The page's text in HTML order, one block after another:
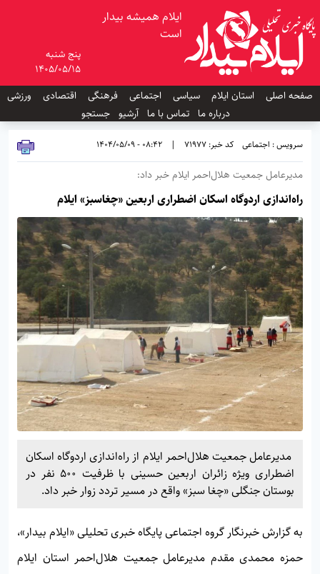
ایلام همیشه بیدار
است
پنج شنبه
1405/05/15
صفحه اصلی
استان ایلام سیاسی اجتماعی فرهنگی اقتصادی
ورزشی
درباره ما تماس با ما آرشیو جستجو
سرویس : اجتماعی کد خبر: 71977 |
08:42 - 1404/05/09
مدیرعامل جمعیت هلال‌احمر ایلام خبر داد:
راه‌اندازی اردوگاه اسکان اضطراری اربعین «چغاسبز» ایلام
مدیرعامل جمعیت هلال‌احمر ایلام از راه‌اندازی اردوگاه اسکان
اضطراری ویژه زائران اربعین حسینی با ظرفیت ۵۰۰ نفر در
بوستان جنگلی «چغا سبز» واقع در مسیر تردد زوار خبر داد.
به گزارش خبرنگار گروه اجتماعی پایگاه خبری تحلیلی «ایلام بیدار»،
حمزه محمدی مقدم مدیرعامل جمعیت هلال‌احمر استان ایلام